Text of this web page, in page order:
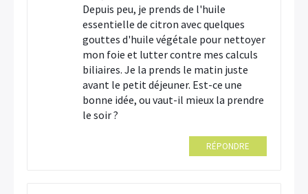
Depuis peu, je prends de l'huile
essentielle de citron avec quelques
gouttes d'huile végétale pour nettoyer
mon foie et lutter contre mes calculs
biliaires. Je la prends le matin juste
avant le petit déjeuner. Est-ce une
bonne idée, ou vaut-il mieux la prendre
le soir ?
RÉPONDRE